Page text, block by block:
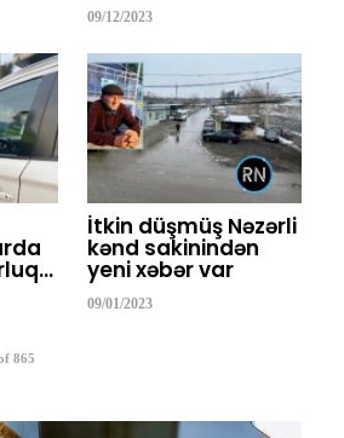
09/12/2023
İtkin düşmüş Nəzərli
kənd sakinindən
yeni xəbər var
09/01/2023
865